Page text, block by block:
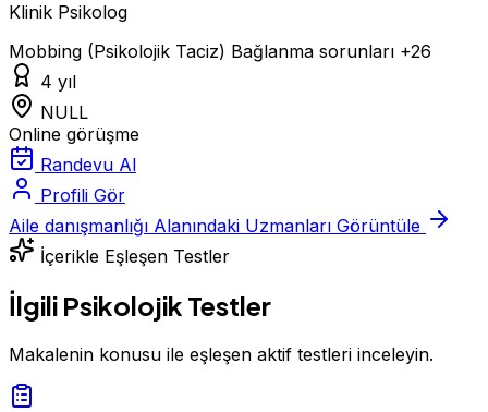
Klinik Psikolog
Mobbing (Psikolojik Taciz) Bağlanma sorunları +26
4 yıl
NULL
Online görüşme
Randevu Al
Profili Gör
Aile danışmanlığı Alanındaki Uzmanları Görüntüle
İçerikle Eşleşen Testler
İlgili Psikolojik Testler
Makalenin konusu ile eşleşen aktif testleri inceleyin.